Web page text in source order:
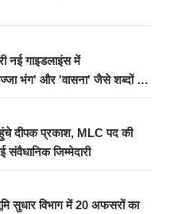
नई गाइडलाइंस में
भंग' और 'वासना' जैसे शब्दों पर
पहुंचे दीपक प्रकाश, MLC पद की
जिम्मेदारी
सुधार विभाग में 20 अफसरों का